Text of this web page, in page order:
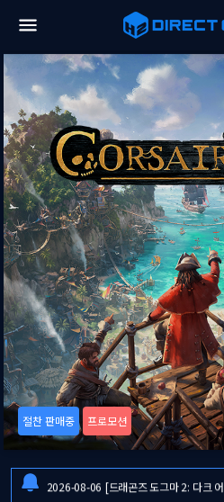
절찬 판매중 프로모션
2026-08-06 일부 금융기관 점검으로 인
2026-08-06 [마블 투혼: 파이팅 소울즈 한
2026-08-06 [드래곤즈 도그마 2: 다크